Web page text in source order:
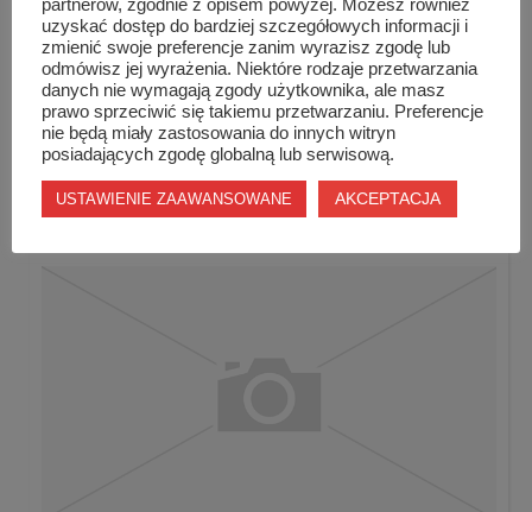
Kibicowali Vive Tauron Kielce!
partnerów, zgodnie z opisem powyżej. Możesz również
uzyskać dostęp do bardziej szczegółowych informacji i
zmienić swoje preferencje zanim wyrazisz zgodę lub
odmówisz jej wyrażenia. Niektóre rodzaje przetwarzania
danych nie wymagają zgody użytkownika, ale masz
prawo sprzeciwić się takiemu przetwarzaniu. Preferencje
nie będą miały zastosowania do innych witryn
posiadających zgodę globalną lub serwisową.
USTAWIENIE ZAAWANSOWANE AKCEPTACJA